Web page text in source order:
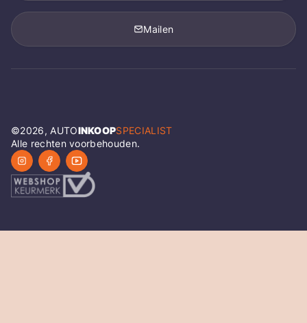
Mailen
©2026, AUTOINKOOPSPECIALIST
Alle rechten voorbehouden.